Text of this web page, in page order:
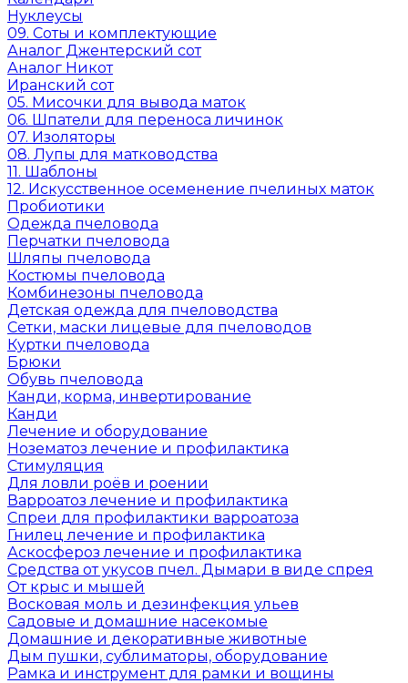
Нуклеусы
09. Соты и комплектующие
Аналог Джентерский сот
Аналог Никот
Иранский сот
05. Мисочки для вывода маток
06. Шпатели для переноса личинок
07. Изоляторы
08. Лупы для матководства
11. Шаблоны
12. Искусственное осеменение пчелиных маток
Пробиотики
Одежда пчеловода
Перчатки пчеловода
Шляпы пчеловода
Костюмы пчеловода
Комбинезоны пчеловода
Детская одежда для пчеловодства
Сетки, маски лицевые для пчеловодов
Куртки пчеловода
Брюки
Обувь пчеловода
Канди, корма, инвертирование
Канди
Лечение и оборудование
Нозематоз лечение и профилактика
Стимуляция
Для ловли роёв и роении
Варроатоз лечение и профилактика
Спреи для профилактики варроатоза
Гнилец лечение и профилактика
Аскосфероз лечение и профилактика
Средства от укусов пчел. Дымари в виде спрея
От крыс и мышей
Восковая моль и дезинфекция ульев
Садовые и домашние насекомые
Домашние и декоративные животные
Дым пушки, сублиматоры, оборудование
Рамка и инструмент для рамки и вощины